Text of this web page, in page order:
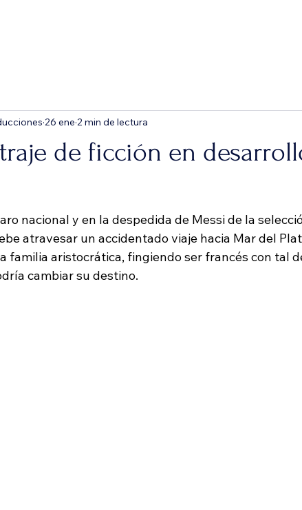
de ficción en
26 ene 2 min de lectura
nacional y en la despedida de Messi de la
atravesar un accidentado viaje hacia Mar del
familia aristocrática, fingiendo ser francés con tal
cambiar su destino.